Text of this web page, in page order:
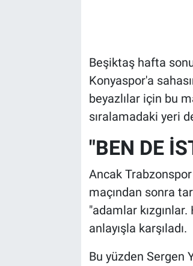
Beşiktaş hafta
Konyaspor'a
beyazlılar için bu
sıralamadaki yeri
"BEN DE
Ancak
maçından sonra
"adamlar
anlayışla karşıladı.
Bu yüzden Sergen